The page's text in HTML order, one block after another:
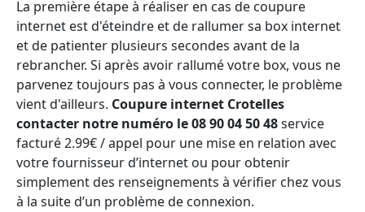
La première étape à réaliser en cas de coupure
internet est d'éteindre et de rallumer sa box internet
et de patienter plusieurs secondes avant de la
rebrancher. Si après avoir rallumé votre box, vous ne
parvenez toujours pas à vous connecter, le problème
vient d'ailleurs. Coupure internet Crotelles
contacter notre numéro le 08 90 04 50 48service
facturé 2.99€ / appel pour une mise en relation avec
votre fournisseur d’internet ou pour obtenir
simplement des renseignements à vérifier chez vous
à la suite d’un problème de connexion.